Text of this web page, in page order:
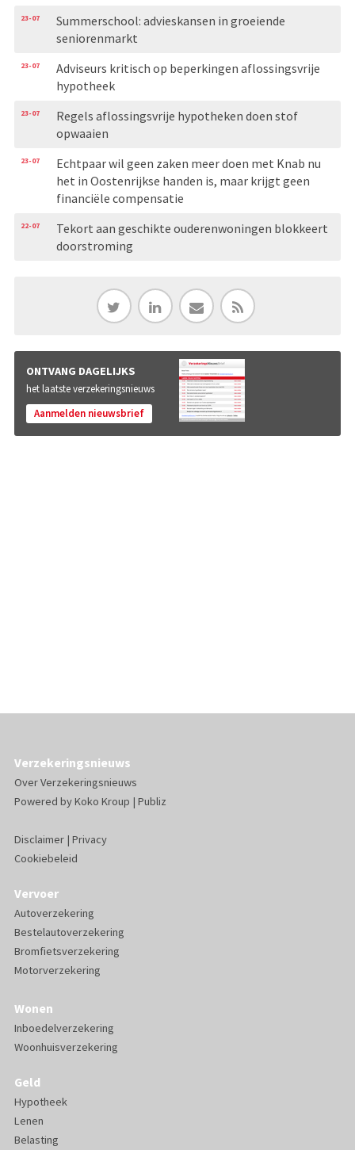
23-07
Summerschool: advieskansen in groeiende
seniorenmarkt
23-07
Adviseurs kritisch op beperkingen aflossingsvrije
hypotheek
23-07
Regels aflossingsvrije hypotheken doen stof
opwaaien
23-07
Echtpaar wil geen zaken meer doen met Knab nu
het in Oostenrijkse handen is, maar krijgt geen
financiële compensatie
22-07
Tekort aan geschikte ouderenwoningen blokkeert
doorstroming
ONTVANG DAGELIJKS
het laatste verzekeringsnieuws
Aanmelden nieuwsbrief
Verzekeringsnieuws
Over Verzekeringsnieuws
Powered byKoko Kroup | Publiz
Disclaimer| Privacy
Cookiebeleid
Vervoer
Autoverzekering
Bestelautoverzekering
Bromfietsverzekering
Motorverzekering
Wonen
Inboedelverzekering
Woonhuisverzekering
Geld
Hypotheek
Lenen
Belasting